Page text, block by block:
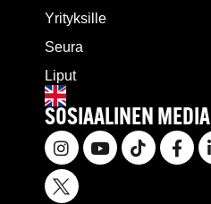
Yrityksille
Seura
Liput
SOSIAALINEN MEDIA